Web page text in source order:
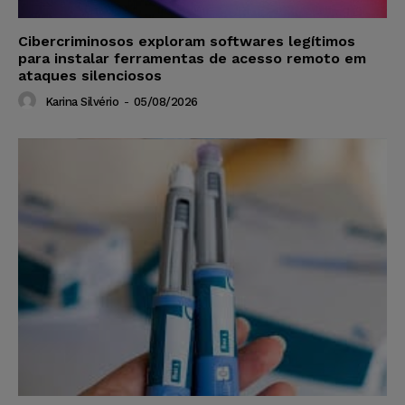
Cibercriminosos exploram softwares legítimos
para instalar ferramentas de acesso remoto em
ataques silenciosos
Karina Silvério - 05/08/2026